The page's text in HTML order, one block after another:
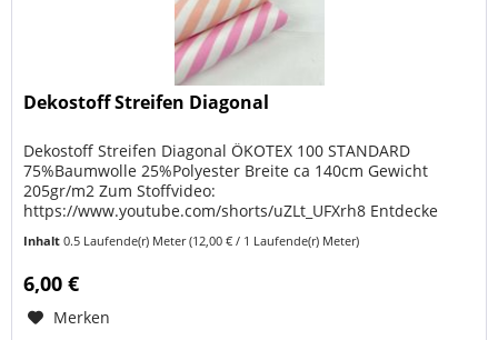
Dekostoff Streifen Diagonal
Dekostoff Streifen Diagonal ÖKOTEX 100 STANDARD
75%Baumwolle 25%Polyester Breite ca 140cm Gewicht
205gr/m2 Zum Stoffvideo:
https://www.youtube.com/shorts/uZLt_UFXrh8 Entdecke
weißen...
Inhalt0.5 Laufende(r) Meter(12,00 € / 1 Laufende(r) Meter)
6,00 €
Merken